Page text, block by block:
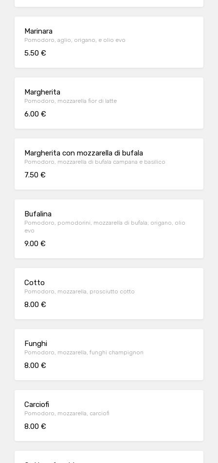
Marinara
Pomodoro, aglio, origano, e olio evo
5.50 €
Margherita
Pomodoro, mozzarella fior di latte
6.00 €
Margherita con mozzarella di bufala
Pomodoro, mozzarella di bufala campana e basilico
7.50 €
Bufalina
Pomodoro, pomodorini, mozzarella di bufala, origano, olio
evo
9.00 €
Cotto
Pomodoro, mozzarella, prosciutto cotto
8.00 €
Funghi
Pomodoro, mozzarella, funghi champignon
8.00 €
Carciofi
Pomodoro, mozzarella, carciofi
8.00 €